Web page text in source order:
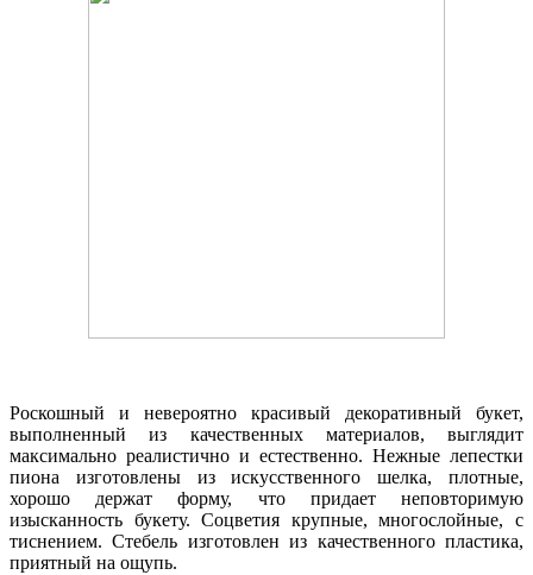
Роскошный и невероятно красивый декоративный букет,
выполненный из качественных материалов, выглядит
максимально реалистично и естественно. Нежные лепестки
пиона изготовлены из искусственного шелка, плотные,
хорошо держат форму, что придает неповторимую
изысканность букету. Соцветия крупные, многослойные, с
тиснением. Стебель изготовлен из качественного пластика,
приятный на ощупь.